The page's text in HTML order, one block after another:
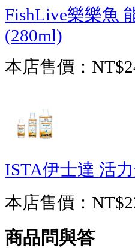
FishLive樂樂魚
(280ml)
本店售價：
ISTA伊士達 活
本店售價：
商品問與答